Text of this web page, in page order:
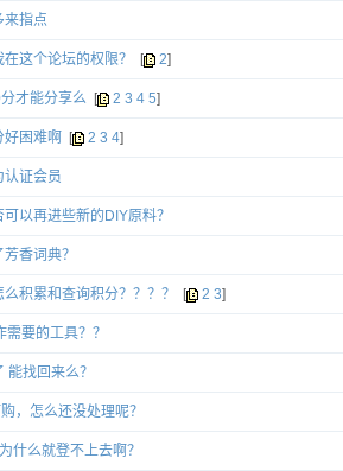
来指点
这个论坛的权限？ [ 2]
才能分享么 [ 2 3 4 5]
困难啊 [ 2 3 4]
认证会员
以再进些新的DIY原料？
香词典？
积累和查询积分？？？？ [ 2 3]
需要的工具？？
能找回来么？
，怎么还没处理呢？
什么就登不上去啊？